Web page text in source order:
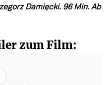
Damięcki. 96 Min. Ab
zum Film: